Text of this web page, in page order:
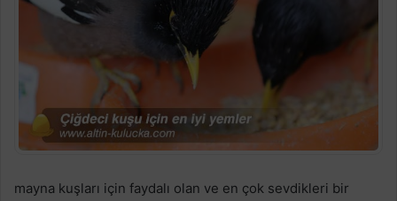
mayna kuşları için faydalı olan ve en çok sevdikleri bir